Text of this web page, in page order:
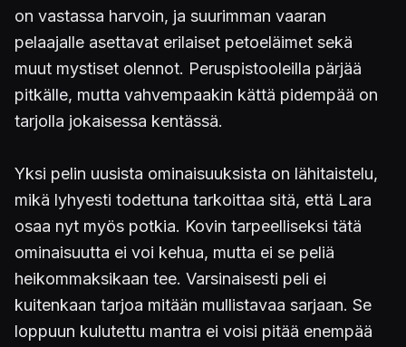
on vastassa harvoin, ja suurimman vaaran
pelaajalle asettavat erilaiset petoeläimet sekä
muut mystiset olennot. Peruspistooleilla pärjää
pitkälle, mutta vahvempaakin kättä pidempää on
tarjolla jokaisessa kentässä.
Yksi pelin uusista ominaisuuksista on lähitaistelu,
mikä lyhyesti todettuna tarkoittaa sitä, että Lara
osaa nyt myös potkia. Kovin tarpeelliseksi tätä
ominaisuutta ei voi kehua, mutta ei se peliä
heikommaksikaan tee. Varsinaisesti peli ei
kuitenkaan tarjoa mitään mullistavaa sarjaan. Se
loppuun kulutettu mantra ei voisi pitää enempää